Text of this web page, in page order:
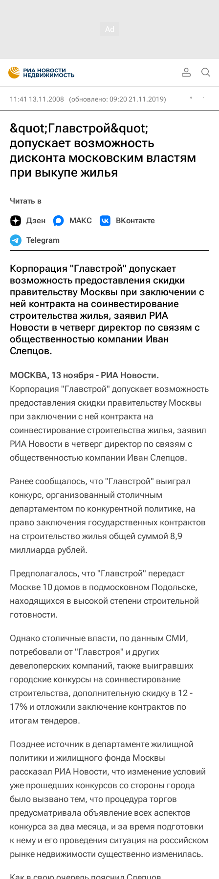
11:41 13.11.2008 (обновлено: 09:20 21.11.2019)
&quot;Главстрой&quot;
допускает возможность
дисконта московским властям
при выкупе жилья
Читать в
Дзен МАКС ВКонтакте
Telegram
Корпорация "Главстрой" допускает
возможность предоставления скидки
правительству Москвы при заключении с
ней контракта на соинвестирование
строительства жилья, заявил РИА
Новости в четверг директор по связям с
общественностью компании Иван
Слепцов.
МОСКВА, 13 ноября - РИА Новости.
Корпорация "Главстрой" допускает возможность
предоставления скидки правительству Москвы
при заключении с ней контракта на
соинвестирование строительства жилья, заявил
РИА Новости в четверг директор по связям с
общественностью компании Иван Слепцов.
Ранее сообщалось, что "Главстрой" выиграл
конкурс, организованный столичным
департаментом по конкурентной политике, на
право заключения государственных контрактов
на строительство жилья общей суммой 8,9
миллиарда рублей.
Предполагалось, что "Главстрой" передаст
Москве 10 домов в подмосковном Подольске,
находящихся в высокой степени строительной
готовности.
Однако столичные власти, по данным СМИ,
потребовали от "Главстроя" и других
девелоперских компаний, также выигравших
городские конкурсы на соинвестирование
строительства, дополнительную скидку в 12 -
17% и отложили заключение контрактов по
итогам тендеров.
Позднее источник в департаменте жилищной
политики и жилищного фонда Москвы
рассказал РИА Новости, что изменение условий
уже прошедших конкурсов со стороны города
было вызвано тем, что процедура торгов
предусматривала объявление всех аспектов
конкурса за два месяца, и за время подготовки
к нему и его проведения ситуация на российском
рынке недвижимости существенно изменилась.